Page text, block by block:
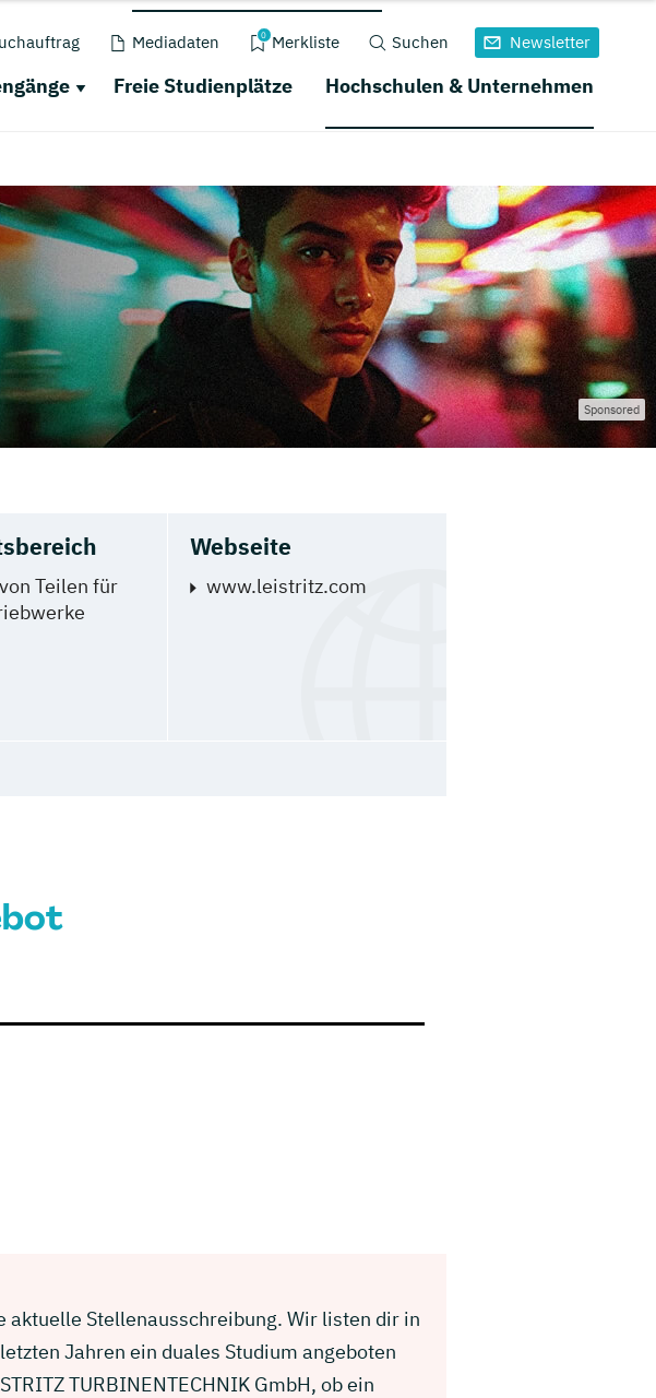
Mediadaten 0 Merkliste Suchen Newsletter
Freie Studienplätze Hochschulen & Unternehmen
Sponsored
Teilen für
Webseite
www.leistritz.com
aktuelle Stellenausschreibung. Wir listen dir in
Jahren ein duales Studium angeboten
TURBINENTECHNIK GmbH, ob ein